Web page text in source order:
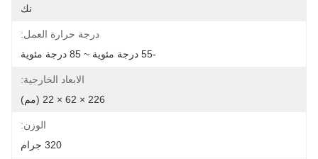
نك
درجة حرارة العمل:
الابعاد الخارجية:
226 × 62 × 22 (مم)
الوزن:
320 جرام